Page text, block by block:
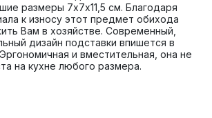
размеры 7х7х11,5 см. Благодаря
к износу этот предмет обихода
Вам в хозяйстве. Современный,
дизайн подставки впишется в
и вместительная, она не
на кухне любого размера.